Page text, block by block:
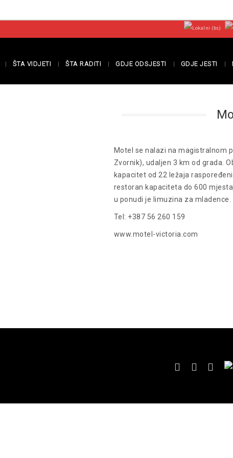
ŠTA VIDJETI ŠTA RADITI GDJE ODSJESTI GDJE JESTI
Motel se nalazi na magistralnom
Zvornik), udaljen 3 km od grada.
kapacitet od 22 ležaja
restoran kapaciteta do 600
u ponudi je limuzina za mladence.
Tel: +387 56 260 159
www.motel-victoria.com